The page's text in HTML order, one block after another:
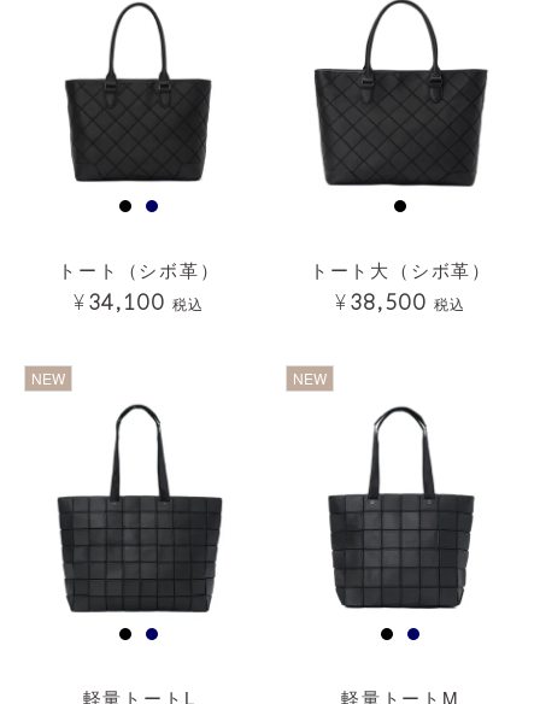
トート（シボ革）
¥34,100 税込
トート大（シボ革）
¥38,500 税込
NEW
軽量トートL
NEW
軽量トートM